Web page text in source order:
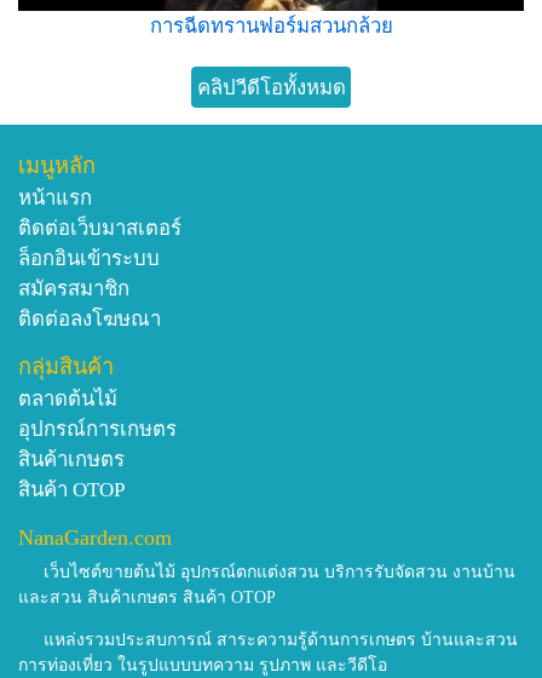
การฉีดทรานฟอร์มสวนกล้วย
คลิปวีดีโอทั้งหมด
เมนูหลัก
หน้าแรก
ติดต่อเว็บมาสเตอร์
ล็อกอินเข้าระบบ
สมัครสมาชิก
ติดต่อลงโฆษณา
กลุ่มสินค้า
ตลาดต้นไม้
อุปกรณ์การเกษตร
สินค้าเกษตร
สินค้า OTOP
NanaGarden.com
เว็บไซต์ขายต้นไม้ อุปกรณ์ตกแต่งสวน บริการรับจัดสวน งานบ้าน
และสวน สินค้าเกษตร สินค้า OTOP
แหล่งรวมประสบการณ์ สาระความรู้ด้านการเกษตร บ้านและสวน
การท่องเที่ยว ในรูปแบบบทความ รูปภาพ และวีดีโอ